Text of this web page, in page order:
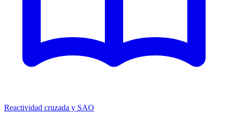
Reactividad cruzada y SAO